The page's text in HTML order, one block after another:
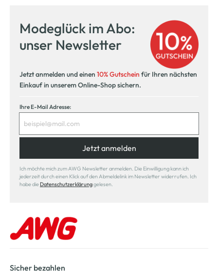
Modeglück im Abo:
unser Newsletter
Jetzt anmelden und einen 10% Gutschein für Ihren nächsten
Einkauf in unserem Online-Shop sichern.
Ihre E-Mail Adresse:
Jetzt anmelden
Ich möchte mich zum AWG Newsletter anmelden. Die Einwilligung kann ich
jederzeit durch einen Klick auf den Abmeldelink im Newsletter widerrufen. Ich
habe die Datenschutzerklärunggelesen.
Sicher bezahlen